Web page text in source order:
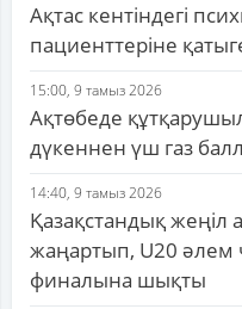
Ақтас кентіндегі
пациенттеріне
15:00, 9 тамыз 2026
Ақтөбеде
дүкеннен үш газ
14:40, 9 тамыз 2026
Қазақстандық жеңіл
жаңартып, U20
финалына шықты